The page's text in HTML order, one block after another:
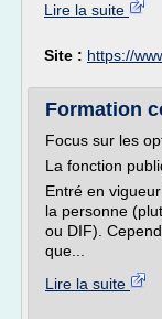
Lire la suite
Site : https://
Formation
Focus sur les
La fonction
Entré en
la personne
ou DIF).
que...
Lire la suite